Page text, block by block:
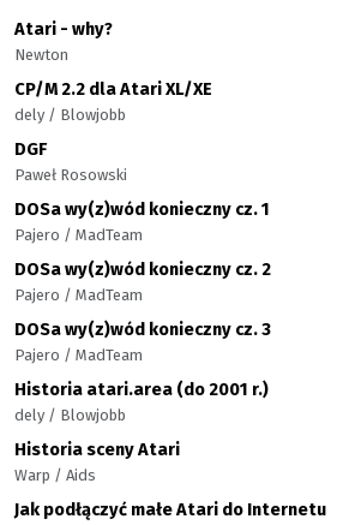
Atari - why?
Newton
CP/M 2.2 dla Atari XL/XE
dely / Blowjobb
DGF
Paweł Rosowski
DOSa wy(z)wód konieczny cz. 1
Pajero / MadTeam
DOSa wy(z)wód konieczny cz. 2
Pajero / MadTeam
DOSa wy(z)wód konieczny cz. 3
Pajero / MadTeam
Historia atari.area (do 2001 r.)
dely / Blowjobb
Historia sceny Atari
Warp / Aids
Jak podłączyć małe Atari do Internetu